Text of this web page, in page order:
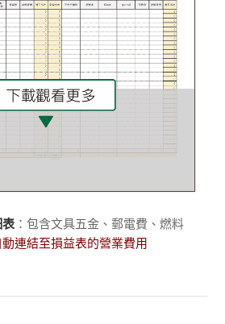
：包含文具五金、郵電費、燃料
動連結至損益表的營業費用